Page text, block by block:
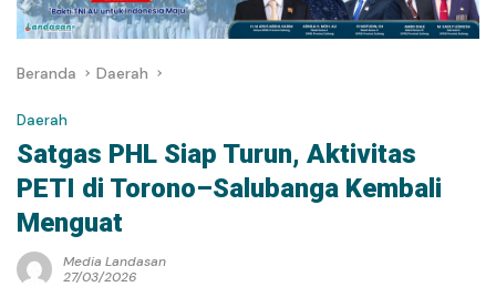
Beranda Daerah
Daerah
Satgas PHL Siap Turun, Aktivitas
PETI di Torono–Salubanga Kembali
Menguat
Media Landasan
27/03/2026